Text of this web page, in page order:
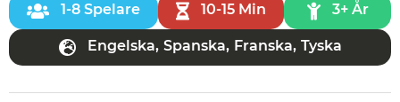
1-8 Spelare 10-15 Min 3+ År
Engelska, Spanska, Franska, Tyska